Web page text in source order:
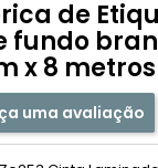
de
fundo
x 8 metros
uma avaliação